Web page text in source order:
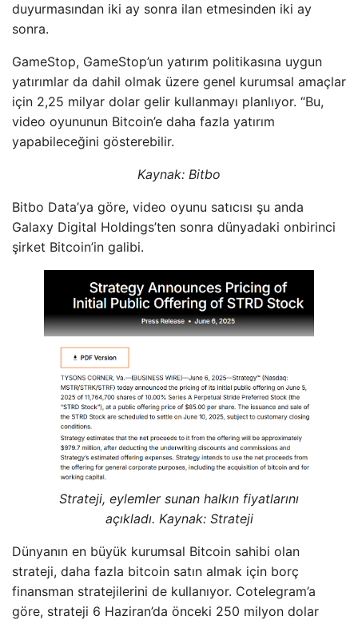
duyurmasından iki ay sonra ilan etmesinden iki ay
sonra.
GameStop, GameStop’un yatırım politikasına uygun
yatırımlar da dahil olmak üzere genel kurumsal amaçlar
için 2,25 milyar dolar gelir kullanmayı planlıyor. “Bu,
video oyununun Bitcoin’e daha fazla yatırım
yapabileceğini gösterebilir.
Kaynak: Bitbo
Bitbo Data’ya göre, video oyunu satıcısı şu anda
Galaxy Digital Holdings’ten sonra dünyadaki onbirinci
şirket Bitcoin’in galibi.
Strateji, eylemler sunan halkın fiyatlarını
açıkladı. Kaynak: Strateji
Dünyanın en büyük kurumsal Bitcoin sahibi olan
strateji, daha fazla bitcoin satın almak için borç
finansman stratejilerini de kullanıyor. Cotelegram’a
göre, strateji 6 Haziran’da önceki 250 milyon dolar